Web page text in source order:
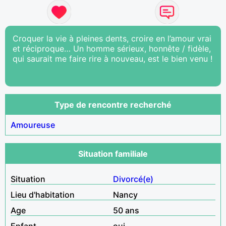
Croquer la vie à pleines dents, croire en l’amour vrai
et réciproque… Un homme sérieux, honnête / fidèle,
qui saurait me faire rire à nouveau, est le bien venu !
Type de rencontre recherché
Amoureuse
Situation familiale
Situation
Divorcé(e)
Lieu d'habitation
Nancy
Age
50 ans